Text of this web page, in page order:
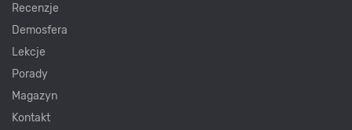
Recenzje
Demosfera
Lekcje
Porady
Magazyn
Kontakt